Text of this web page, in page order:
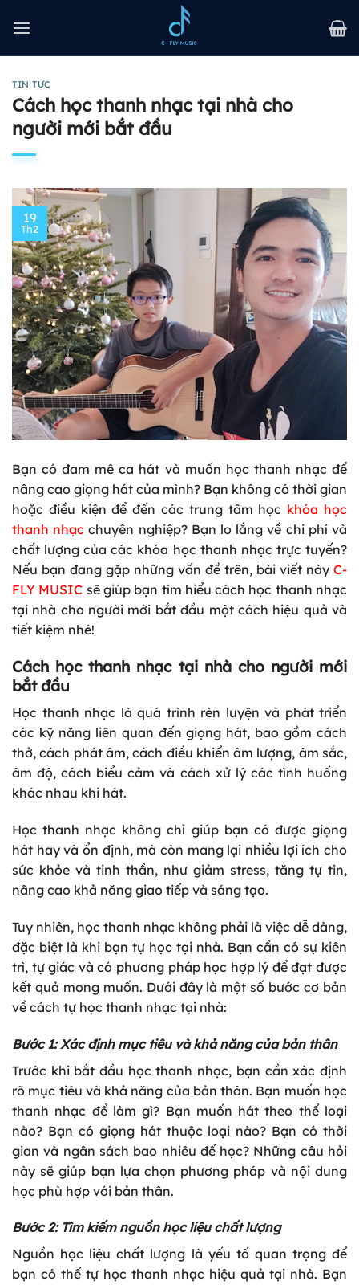
qua
TIN TỨC
Cách học thanh nhạc tại nhà cho
người mới bắt đầu
19
Th2
Bạn có đam mê ca hát và muốn học thanh nhạc để
nâng cao giọng hát của mình? Bạn không có thời gian
hoặc điều kiện để đến các trung tâm học khóa học
thanh nhạc chuyên nghiệp? Bạn lo lắng về chi phí và
chất lượng của các khóa học thanh nhạc trực tuyến?
Nếu bạn đang gặp những vấn đề trên, bài viết này C-
FLY MUSIC sẽ giúp bạn tìm hiểu cách học thanh nhạc
tại nhà cho người mới bắt đầu một cách hiệu quả và
tiết kiệm nhé!
Cách học thanh nhạc tại nhà cho người mới
bắt đầu
Học thanh nhạc là quá trình rèn luyện và phát triển
các kỹ năng liên quan đến giọng hát, bao gồm cách
thở, cách phát âm, cách điều khiển âm lượng, âm sắc,
âm độ, cách biểu cảm và cách xử lý các tình huống
khác nhau khi hát.
Học thanh nhạc không chỉ giúp bạn có được giọng
hát hay và ổn định, mà còn mang lại nhiều lợi ích cho
sức khỏe và tinh thần, như giảm stress, tăng tự tin,
nâng cao khả năng giao tiếp và sáng tạo.
Tuy nhiên, học thanh nhạc không phải là việc dễ dàng,
đặc biệt là khi bạn tự học tại nhà. Bạn cần có sự kiên
trì, tự giác và có phương pháp học hợp lý để đạt được
kết quả mong muốn. Dưới đây là một số bước cơ bản
về cách tự học thanh nhạc tại nhà:
Bước 1: Xác định mục tiêu và khả năng của bản thân
Trước khi bắt đầu học thanh nhạc, bạn cần xác định
rõ mục tiêu và khả năng của bản thân. Bạn muốn học
thanh nhạc để làm gì? Bạn muốn hát theo thể loại
nào? Bạn có giọng hát thuộc loại nào? Bạn có thời
gian và ngân sách bao nhiêu để học? Những câu hỏi
này sẽ giúp bạn lựa chọn phương pháp và nội dung
học phù hợp với bản thân.
Bước 2: Tìm kiếm nguồn học liệu chất lượng
Nguồn học liệu chất lượng là yếu tố quan trọng để
bạn có thể tự học thanh nhạc hiệu quả tại nhà. Bạn